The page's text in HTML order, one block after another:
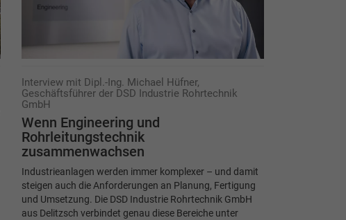
Interview mit Dipl.-Ing. Michael Hüfner,
Geschäftsführer der DSD Industrie Rohrtechnik
GmbH
Wenn Engineering und
Rohrleitungstechnik
zusammenwachsen
Industrieanlagen werden immer komplexer – und damit
steigen auch die Anforderungen an Planung, Fertigung
und Umsetzung. Die DSD Industrie Rohrtechnik GmbH
aus Delitzsch verbindet genau diese Bereiche unter